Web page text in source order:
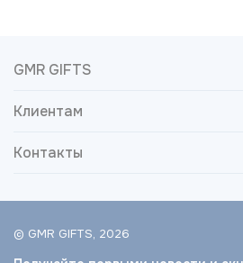
GMR GIFTS
Клиентам
Контакты
© GMR GIFTS, 2026